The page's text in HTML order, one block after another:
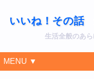
いいね！その話
生活全般のあ
MENU ▼